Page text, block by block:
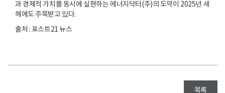
과 경제적 가치를 동시에 실현하는 에너지닥터(주)의 도약이 2025년 새
해에도 주목받고 있다.
출처 : 포스트21 뉴스
목록